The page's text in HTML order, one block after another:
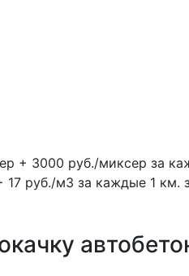
+ 3000 руб./миксер за
руб./м3 за каждые 1 км.